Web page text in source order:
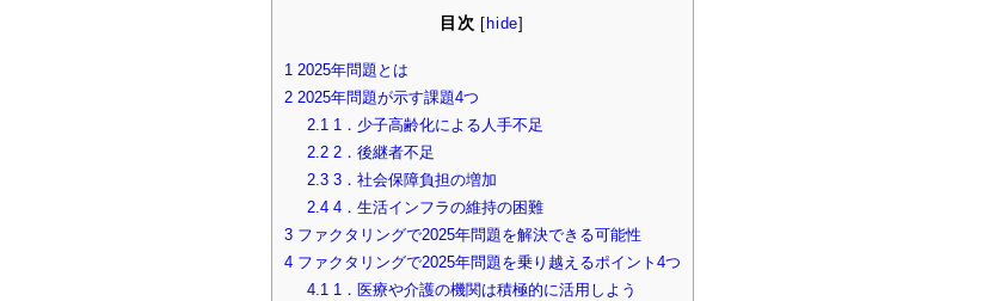
目次 hide
12025年問題とは
22025年問題が示す課題4つ
2.1 1．少子高齢化による人手不足
2.2 2．後継者不足
2.3 3．社会保障負担の増加
2.4 4．生活インフラの維持の困難
3ファクタリングで2025年問題を解決できる可能性
4ファクタリングで2025年問題を乗り越えるポイント4つ
4.1 1．医療や介護の機関は積極的に活用しよう